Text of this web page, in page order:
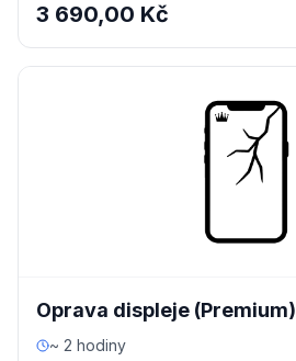
3 690,00 Kč
Oprava displeje (Premium)
~ 2 hodiny